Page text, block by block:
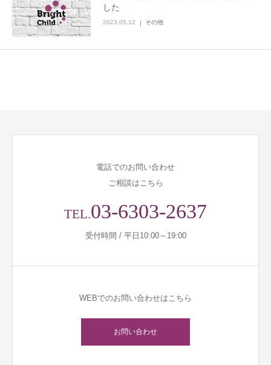
した
2023.05.12 その他
電話でのお問い合わせ
ご相談はこちら
TEL.03-6303-2637
受付時間 / 平日10:00～19:00
WEBでのお問い合わせはこちら
お問い合わせ